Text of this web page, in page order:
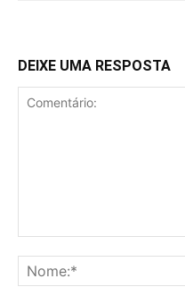
DEIXE UMA RESPOSTA